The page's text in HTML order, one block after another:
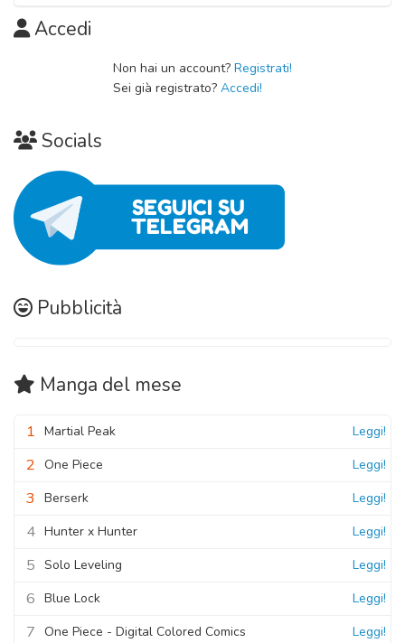
Accedi
Non hai un account? Registrati!
Sei già registrato? Accedi!
Socials
Pubblicità
Manga del mese
1 Martial Peak Leggi!
2 One Piece Leggi!
3 Berserk Leggi!
4 Hunter x Hunter Leggi!
5 Solo Leveling Leggi!
6 Blue Lock Leggi!
7 One Piece - Digital Colored Comics Leggi!